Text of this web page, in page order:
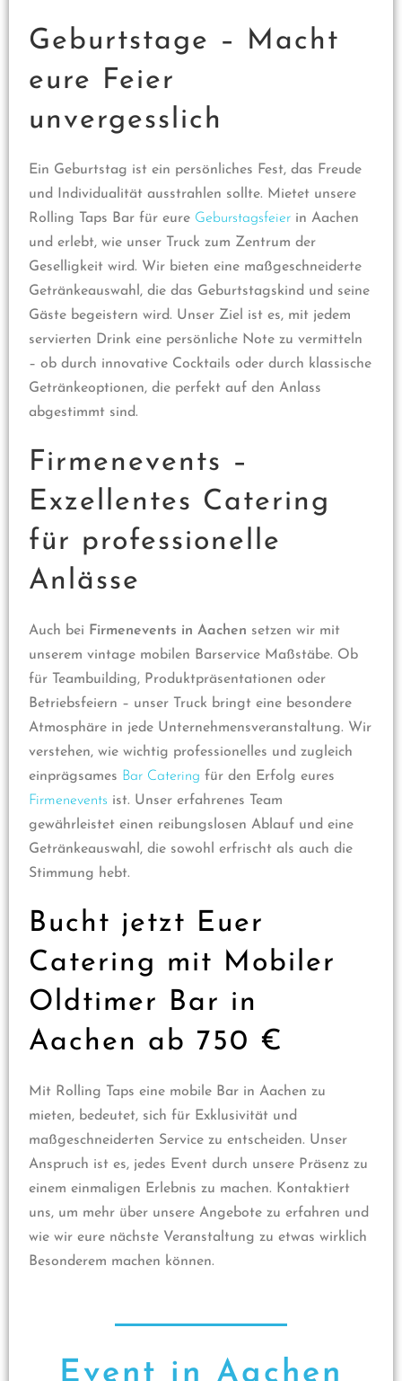
Geburtstage – Macht
eure Feier
unvergesslich
Ein Geburtstag ist ein persönliches Fest, das Freude
und Individualität ausstrahlen sollte. Mietet unsere
Rolling Taps Bar für eure Geburstagsfeier in Aachen
und erlebt, wie unser Truck zum Zentrum der
Geselligkeit wird. Wir bieten eine maßgeschneiderte
Getränkeauswahl, die das Geburtstagskind und seine
Gäste begeistern wird. Unser Ziel ist es, mit jedem
servierten Drink eine persönliche Note zu vermitteln
– ob durch innovative Cocktails oder durch klassische
Getränkeoptionen, die perfekt auf den Anlass
abgestimmt sind.
Firmenevents –
Exzellentes Catering
für professionelle
Anlässe
Auch bei Firmenevents in Aachen setzen wir mit
unserem vintage mobilen Barservice Maßstäbe. Ob
für Teambuilding, Produktpräsentationen oder
Betriebsfeiern – unser Truck bringt eine besondere
Atmosphäre in jede Unternehmensveranstaltung. Wir
verstehen, wie wichtig professionelles und zugleich
einprägsames Bar Catering für den Erfolg eures
Firmenevents ist. Unser erfahrenes Team
gewährleistet einen reibungslosen Ablauf und eine
Getränkeauswahl, die sowohl erfrischt als auch die
Stimmung hebt.
Bucht jetzt Euer
Catering mit Mobiler
Oldtimer Bar in
Aachen ab 750 €
Mit Rolling Taps eine mobile Bar in Aachen zu
mieten, bedeutet, sich für Exklusivität und
maßgeschneiderten Service zu entscheiden. Unser
Anspruch ist es, jedes Event durch unsere Präsenz zu
einem einmaligen Erlebnis zu machen. Kontaktiert
uns, um mehr über unsere Angebote zu erfahren und
wie wir eure nächste Veranstaltung zu etwas wirklich
Besonderem machen können.
Event in Aachen